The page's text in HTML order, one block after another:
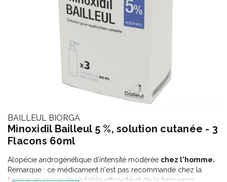
BAILLEUL BIORGA
Minoxidil Bailleul 5 %, solution cutanée - 3
Flacons 60ml
Alopécie androgénétique d'intensité modérée chez l'homme.
Remarque : ce médicament n'est pas recommandé chez la
femme en raison de sa faible efficacité et de la fréquence